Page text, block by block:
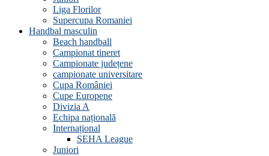
Liga Florilor
Supercupa Romaniei
Handbal masculin
Beach handball
Campionat tineret
Campionate județene
campionate universitare
Cupa României
Cupe Europene
Divizia A
Echipa națională
Internațional
SEHA League
Juniori